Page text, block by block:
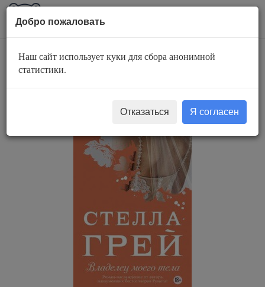
AuBook.org
Владелец моего
тела
Добро пожаловать
Наш сайт использует куки для сбора анонимной
статистики.
Отказаться Я согласен